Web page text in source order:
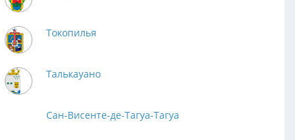
Токопилья
Талькауано
Сан-Висенте-де-Тагуа-Тагуа